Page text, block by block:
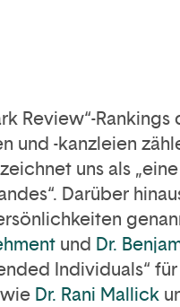
Review“-Rankings
und -kanzleien
uns als
Darüber
und Dr.
Individuals“
Dr. Rani Mallick